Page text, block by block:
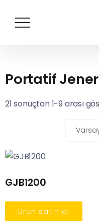
Portatif
21 sonuçtan 1-9 arası
GJB1200
Ürün satın al